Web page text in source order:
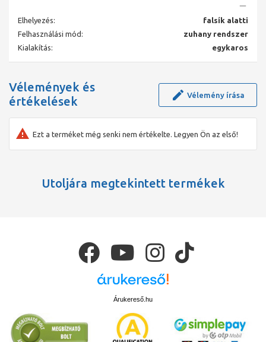
Elhelyezés:
falsík alatti
Felhasználási mód:
zuhany rendszer
Kialakítás:
egykaros
Vélemények és
értékelések
Vélemény írása
Ezt a terméket még senki nem értékelte. Legyen Ön az első!
Utoljára megtekintett termékek
Árukereső.hu